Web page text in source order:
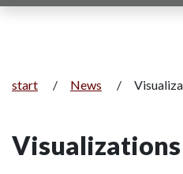
start / News /